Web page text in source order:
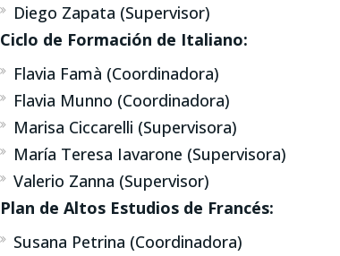
Diego Zapata (Supervisor)
Ciclo de Formación de Italiano:
Flavia Famà (Coordinadora)
Flavia Munno (Coordinadora)
Marisa Ciccarelli (Supervisora)
María Teresa Iavarone (Supervisora)
Valerio Zanna (Supervisor)
Plan de Altos Estudios de Francés:
Susana Petrina (Coordinadora)